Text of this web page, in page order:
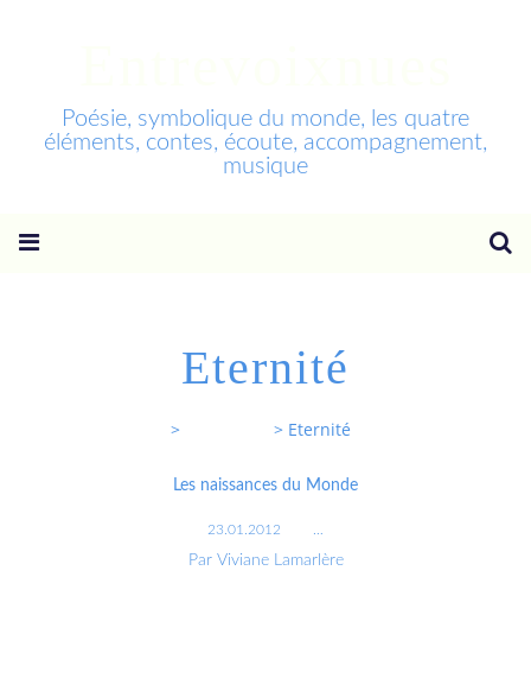
Poésie, symbolique du monde, les quatre
éléments, contes, écoute, accompagnement,
musique
Eternité
> > Eternité
Les naissances du Monde
23.01.2012
Par Viviane Lamarlère